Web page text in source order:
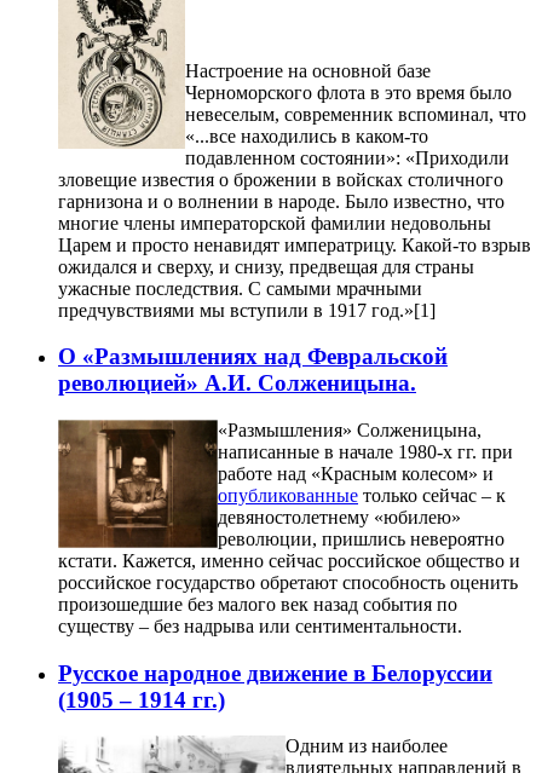
Настроение на основной базе
Черноморского флота в это время было
невеселым, современник вспоминал, что
«...все находились в каком-то
подавленном состоянии»: «Приходили
зловещие известия о брожении в войсках столичного
гарнизона и о волнении в народе. Было известно, что
многие члены императорской фамилии недовольны
Царем и просто ненавидят императрицу. Какой-то взрыв
ожидался и сверху, и снизу, предвещая для страны
ужасные последствия. С самыми мрачными
предчувствиями мы вступили в 1917 год.»[1]
О «Размышлениях над Февральской
революцией» А.И. Солженицына.
«Размышления» Солженицына,
написанные в начале 1980-х гг. при
работе над «Красным колесом» и
опубликованные только сейчас – к
девяностолетнему «юбилею»
революции, пришлись невероятно
кстати. Кажется, именно сейчас российское общество и
российское государство обретают способность оценить
произошедшие без малого век назад события по
существу – без надрыва или сентиментальности.
Русское народное движение в Белоруссии
(1905 – 1914 гг.)
Одним из наиболее
влиятельных направлений в